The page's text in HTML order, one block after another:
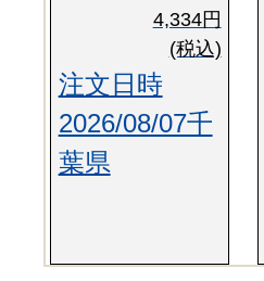
4,334円
(税込)
注文日時
2026/08/07千
葉県